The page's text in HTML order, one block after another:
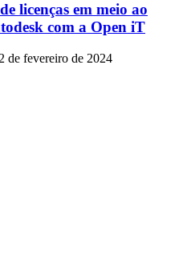
licenças em meio ao
com a Open iT
2 de fevereiro de 2024